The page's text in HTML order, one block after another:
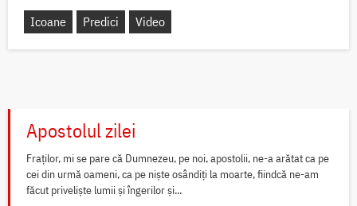
Icoane Predici Video
Apostolul zilei
Fraților, mi se pare că Dumnezeu, pe noi, apostolii, ne-a arătat ca pe
cei din urmă oameni, ca pe niște osândiți la moarte, fiindcă ne-am
făcut priveliște lumii și îngerilor și...